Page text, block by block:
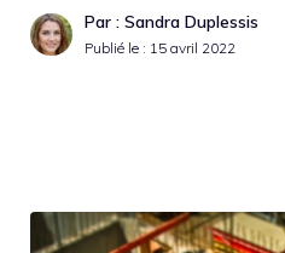
Par : Sandra Duplessis
Publié le : 15 avril 2022